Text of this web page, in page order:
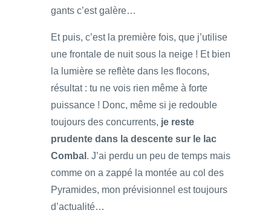
gants c’est galère…
Et puis, c’est la première fois, que j’utilise
une frontale de nuit sous la neige ! Et bien
la lumière se reflète dans les flocons,
résultat : tu ne vois rien même à forte
puissance ! Donc, même si je redouble
toujours des concurrents, je reste
prudente dans la descente sur le lac
Combal . J’ai perdu un peu de temps mais
comme on a zappé la montée au col des
Pyramides, mon prévisionnel est toujours
d’actualité…